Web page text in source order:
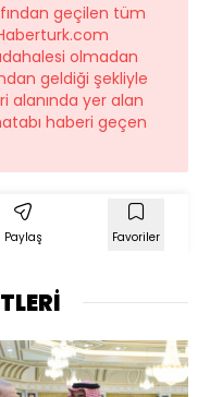
geçilen tüm
olmadan
geldiği şekliyle
alanında yer alan
haberi geçen
Paylaş Favoriler